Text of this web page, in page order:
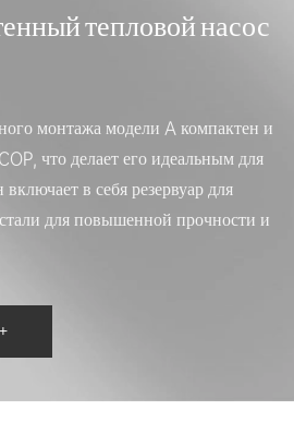
тепловой насос
монтажа модели A компактен и
что делает его идеальным для
в себя резервуар для
для повышенной прочности и